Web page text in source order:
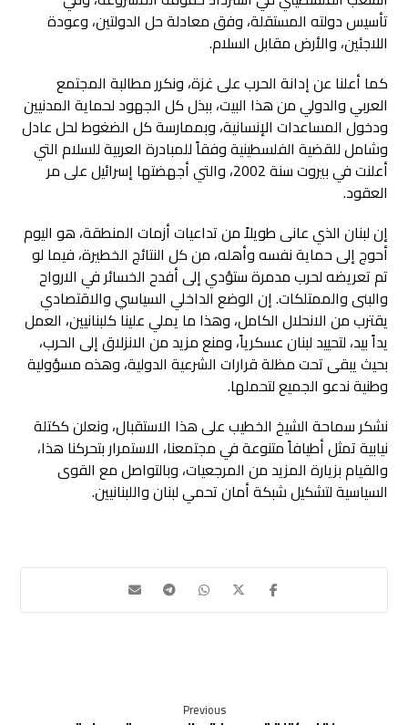
تأسيس دولته المستقلة، وفق معادلة حل الدولتين، وعودة
اللاجئين، والأرض مقابل السلام.
كما أعلنا عن إدانة الحرب على غزة، ونكرر مطالبة المجتمع
العربي والدولي من هذا البيت، ببذل كل الجهود لحماية المدنيين
ودخول المساعدات الإنسانية، وبممارسة كل الضغوط لحل عادل
وشامل للقضية الفلسطينية وفقاً للمبادرة العربية للسلام التي
أعلنت في بيروت سنة 2002، والتي أجهضتها إسرائيل على مر
العقود.
إن لبنان الذي عانى طويلاً من تداعيات أزمات المنطقة، هو اليوم
أحوج إلى حماية نفسه وأهله، من كل النتائج الخطيرة، فيما لو
تم تعريضه لحرب مدمرة ستؤدي إلى أفدح الخسائر في الارواح
والبنى والممتلكات. إن الوضع الداخلي السياسي والاقتصادي
يقترب من الانحلال الكامل، وهذا ما يملي علينا كلبنانيين، العمل
يداً بيد، لتحييد لبنان عسكرياً، ومنع مزيد من الانزلاق إلى الحرب،
بحيث يبقى تحت مظلة قرارات الشرعية الدولية، وهذه مسؤولية
وطنية ندعو الجميع لتحملها.
نشكر سماحة الشيخ الخطيب على هذا الاستقبال، ونعلن ككتلة
نيابية تمثل أطيافاً متنوعة في مجتمعنا، الاستمرار بتحركنا هذا،
والقيام بزيارة المزيد من المرجعيات، وبالتواصل مع القوى
السياسية لتشكيل شبكة أمان تحمي لبنان واللبنانيين.
Previous